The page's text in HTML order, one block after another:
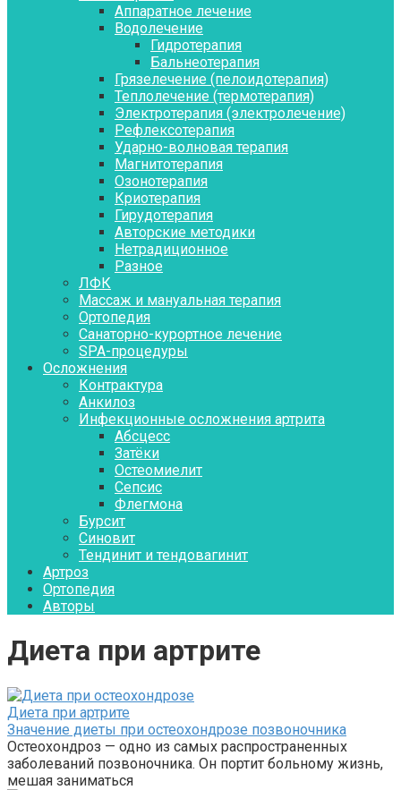
Аппаратное лечение
Водолечение
Гидротерапия
Бальнеотерапия
Грязелечение (пелоидотерапия)
Теплолечение (термотерапия)
Электротерапия (электролечение)
Рефлексотерапия
Ударно-волновая терапия
Магнитотерапия
Озонотерапия
Криотерапия
Гирудотерапия
Авторские методики
Нетрадиционное
Разное
ЛФК
Массаж и мануальная терапия
Ортопедия
Санаторно-курортное лечение
SPA-процедуры
Осложнения
Контрактура
Aнкилоз
Инфекционные осложнения артрита
Абсцесс
Затёки
Остеомиелит
Сепсис
Флегмона
Бурсит
Синовит
Тендинит и тендовагинит
Артроз
Ортопедия
Авторы
Диета при артрите
Диета при артрите
Значение диеты при остеохондрозе позвоночника
Остеохондроз — одно из самых распространенных
заболеваний позвоночника. Он портит больному жизнь,
мешая заниматься